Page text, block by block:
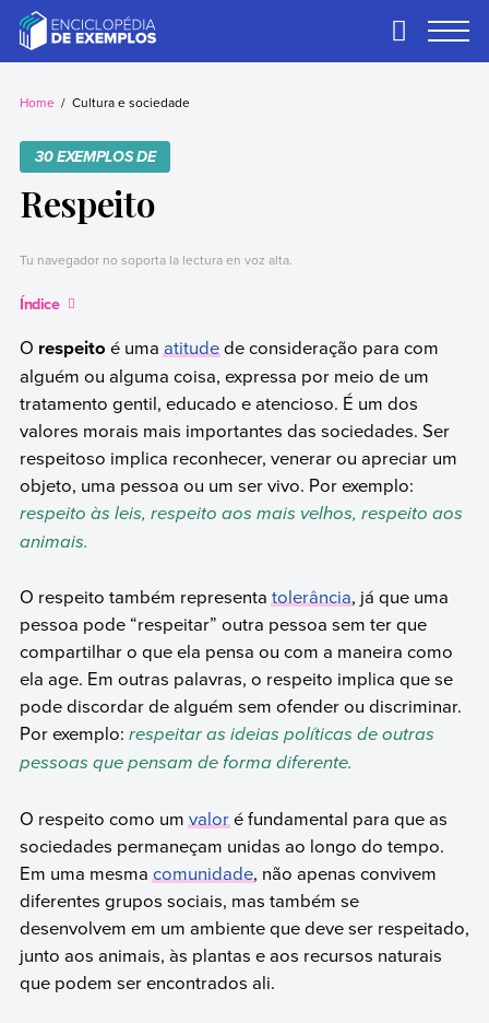
contentExemplos
Precisa de
temos.
Primary
Home Cultura e sociedade
30 EXEMPLOS DE
Respeito
Tu navegador no soporta la lectura en voz alta.
Índice
O respeito é umaatitudede consideração para com
alguém ou alguma coisa, expressa por meio de um
tratamento gentil, educado e atencioso. É um dos
valores morais mais importantes das sociedades. Ser
respeitoso implica reconhecer, venerar ou apreciar um
objeto, uma pessoa ou um ser vivo. Por exemplo:
respeito às leis, respeito aos mais velhos, respeito aos
animais.
O respeito também representatolerância, já que uma
pessoa pode “respeitar” outra pessoa sem ter que
compartilhar o que ela pensa ou com a maneira como
ela age. Em outras palavras, o respeito implica que se
pode discordar de alguém sem ofender ou discriminar.
Por exemplo: respeitar as ideias políticas de outras
pessoas que pensam de forma diferente.
O respeito como umvaloré fundamental para que as
sociedades permaneçam unidas ao longo do tempo.
Em uma mesmacomunidade, não apenas convivem
diferentes grupos sociais, mas também se
desenvolvem em um ambiente que deve ser respeitado,
junto aos animais, às plantas e aos recursos naturais
que podem ser encontrados ali.